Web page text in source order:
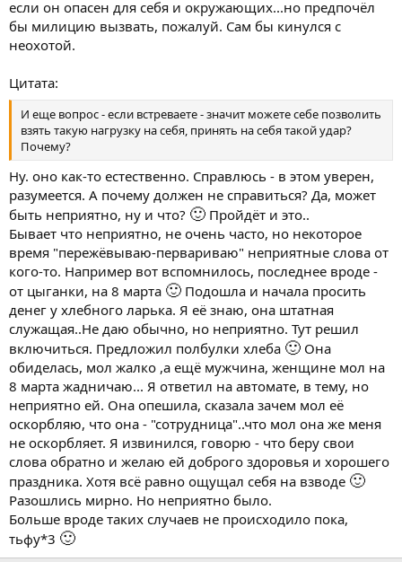
если он опасен для себя и окружающих...но предпочёл
бы милицию вызвать, пожалуй. Сам бы кинулся с
неохотой.
Цитата:
И еще вопрос - если встреваете - значит можете себе позволить
взять такую нагрузку на себя, принять на себя такой удар?
Почему?
Ну. оно как-то естественно. Справлюсь - в этом уверен,
разумеется. А почему должен не справиться? Да, может
быть неприятно, ну и что? 🙂 Пройдёт и это..
Бывает что неприятно, не очень часто, но некоторое
время "пережёвываю-первариваю" неприятные слова от
кого-то. Например вот вспомнилось, последнее вроде -
от цыганки, на 8 марта 🙂 Подошла и начала просить
денег у хлебного ларька. Я её знаю, она штатная
служащая..Не даю обычно, но неприятно. Тут решил
включиться. Предложил полбулки хлеба 🙂 Она
обиделась, мол жалко ,а ещё мужчина, женщине мол на
8 марта жадничаю... Я ответил на автомате, в тему, но
неприятно ей. Она опешила, сказала зачем мол её
оскорбляю, что она - "сотрудница"..что мол она же меня
не оскорбляет. Я извинился, говорю - что беру свои
слова обратно и желаю ей доброго здоровья и хорошего
праздника. Хотя всё равно ощущал себя на взводе 🙂
Разошлись мирно. Но неприятно было.
Больше вроде таких случаев не происходило пока,
тьфу*3 🙂